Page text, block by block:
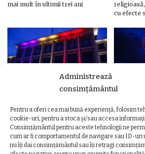
Administrează
consimțământul
Pentru a oferi cea mai bună experiență, folosim
cookie-uri, pentru a stoca și/sau accesa
Consimțământul pentru aceste tehnologii ne
cum ar fi comportamentul de navigare sau ID-uri
nu îți dai consimțământul sau îți retragi
mai mult în ultimii trei ani
cu efecte
Ziua Unirii Principatelor Române
– Clădiri și poduri din Cluj,
iluminate în culorile drapelului
Ziua